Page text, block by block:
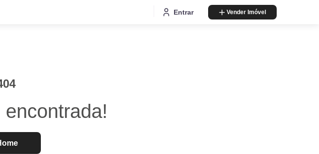
Entrar Vender Imóvel